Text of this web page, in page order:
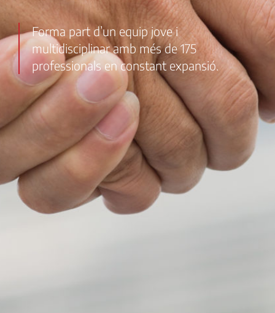
Forma part d’un equip jove i
multidisciplinar amb més de 175
professionals en constant expansió.